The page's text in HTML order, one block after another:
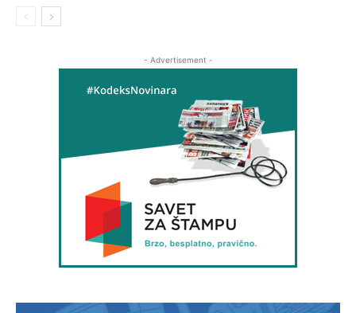
- Advertisement -